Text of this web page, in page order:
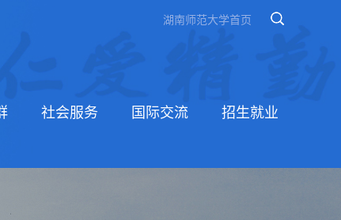
湖南师范大学首页
社会服务 国际交流
招生就业